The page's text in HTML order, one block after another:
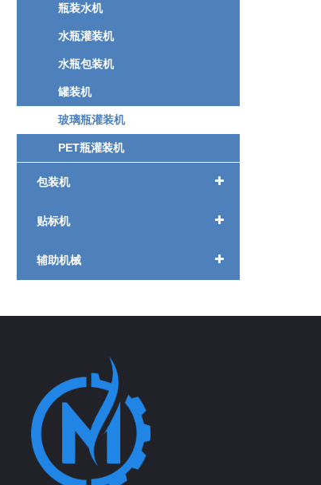
瓶装水机
水瓶灌装机
水瓶包装机
罐装机
玻璃瓶灌装机
PET瓶灌装机
包装机
贴标机
辅助机械